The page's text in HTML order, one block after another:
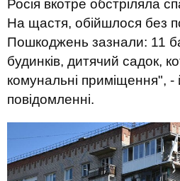
Росія вкотре обстріляла
На щастя, обійшлося без
Пошкоджень зазнали: 11
будинків, дитячий садок,
комунальні приміщення", -
повідомленні.